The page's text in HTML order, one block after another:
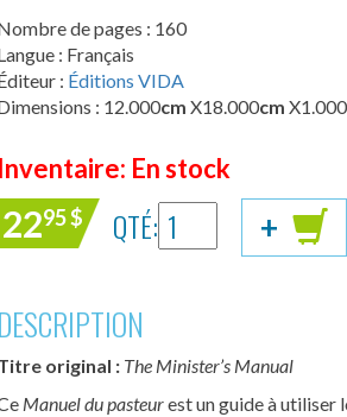
de pages : 160
: Français
: Éditions VIDA
: 12.000cm X18.000cm X1.000
Inventaire: En stock
2295$ QTÉ: +
DESCRIPTION
original : The Minister’s Manual
Manuel du pasteurest un guide à utiliser